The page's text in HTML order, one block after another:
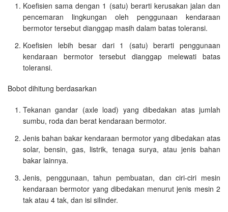
Koefisien sama dengan 1 (satu) berarti kerusakan jalan dan
pencemaran lingkungan oleh penggunaan kendaraan
bermotor tersebut dianggap masih dalam batas toleransi.
Koefisien lebih besar dari 1 (satu) berarti penggunaan
kendaraan bermotor tersebut dianggap melewati batas
toleransi.
Bobot dihitung berdasarkan
Tekanan gandar (axle load) yang dibedakan atas jumlah
sumbu, roda dan berat kendaraan bermotor.
Jenis bahan bakar kendaraan bermotor yang dibedakan atas
solar, bensin, gas, listrik, tenaga surya, atau jenis bahan
bakar lainnya.
Jenis, penggunaan, tahun pembuatan, dan ciri-ciri mesin
kendaraan bermotor yang dibedakan menurut jenis mesin 2
tak atau 4 tak, dan isi silinder.